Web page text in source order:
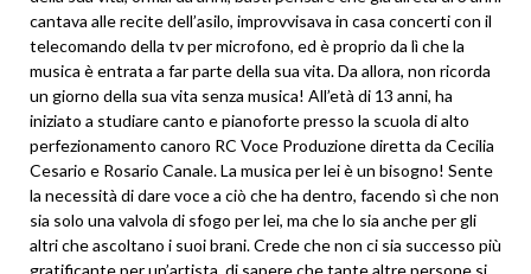
cantava alle recite dell’asilo, improvvisava in casa concerti con il
telecomando della tv per microfono, ed è proprio da lì che la
musica è entrata a far parte della sua vita. Da allora, non ricorda
un giorno della sua vita senza musica! All’età di 13 anni, ha
iniziato a studiare canto e pianoforte presso la scuola di alto
perfezionamento canoro RC Voce Produzione diretta da Cecilia
Cesario e Rosario Canale. La musica per lei è un bisogno! Sente
la necessità di dare voce a ciò che ha dentro, facendo sì che non
sia solo una valvola di sfogo per lei, ma che lo sia anche per gli
altri che ascoltano i suoi brani. Crede che non ci sia successo più
gratificante per un’artista, di sapere che tante altre persone si